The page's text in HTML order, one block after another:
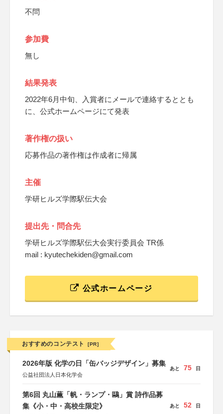
不問
参加費
無し
結果発表
2022年6月中旬、入賞者にメールで連絡するととも
に、公式ホームページにて発表
著作権の扱い
応募作品の著作権は作成者に帰属
主催
学研ヒルズ学際駅伝大会
提出先・問合先
学研ヒルズ学際駅伝大会実行委員会 TR係
mail : kyutechekiden@gmail.com
公式ホームページ
おすすめのコンテスト [PR]
2026年版 化学の日「缶バッジデザイン」募集
公益社団法人日本化学会
あと 75 日
第6回 丸山薫「帆・ランプ・鷗」賞 詩作品募
集《小・中・高校生限定》
あと 52 日